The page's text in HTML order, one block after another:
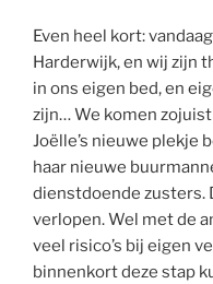
Even heel kort:
Harderwijk, en wij zijn
in ons eigen bed, en
zijn… We komen
Joëlle’s nieuwe plekje
haar nieuwe
dienstdoende zusters.
verlopen. Wel met de
veel risico’s bij eigen
binnenkort deze stap